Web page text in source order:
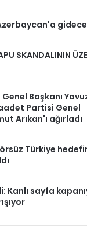
SKANDALININ
Başkanı
Partisi Genel
Arıkan'ı ağırladı
Türkiye
Kanlı sayfa